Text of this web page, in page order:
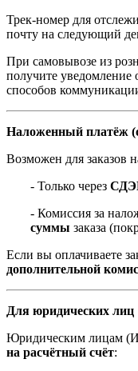
Трек-номер для
почту на следующий
При самовывозе из
получите уведомление
способов
Наложенный платёж
Возможен для заказов
- Только через
- Комиссия за
суммы заказа
Если вы оплачиваете
дополнительной
Для юридических лиц
Юридическим лицам
на расчётный счёт: